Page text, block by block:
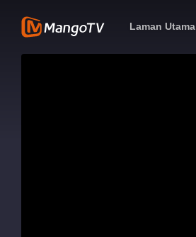
Laman Utama